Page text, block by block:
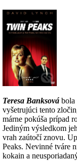
Teresa Banksová bola
vyšetrujúci tento
márne pokúša prípad
Jediným výsledkom
vrah zaútočí znovu.
Peaks. Nevinné tváre
kokain a